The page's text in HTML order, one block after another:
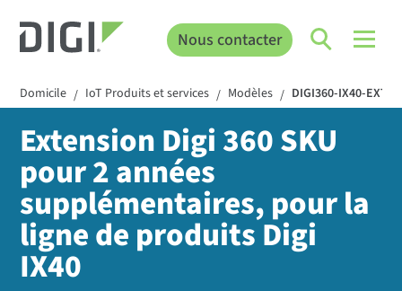
Nous contacter
Domicile / IoT Produits et services / Modèles / DIGI360-IX40-EXT-
Extension Digi 360 SKU
pour 2 années
supplémentaires, pour la
ligne de produits Digi
IX40